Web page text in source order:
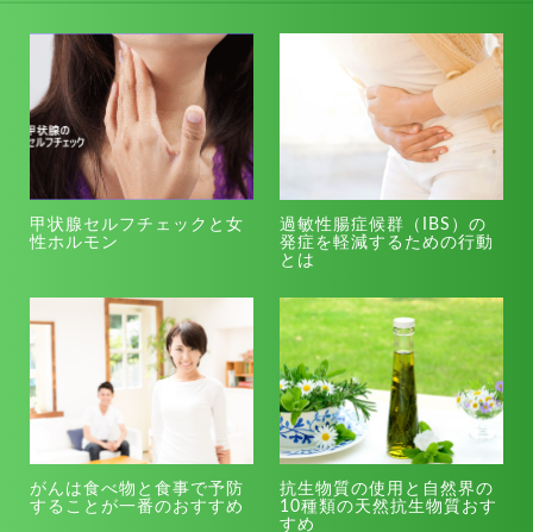
甲状腺セルフチェックと女
性ホルモン
過敏性腸症候群（IBS）の
発症を軽減するための行動
とは
がんは食べ物と食事で予防
することが一番のおすすめ
抗生物質の使用と自然界の
10種類の天然抗生物質おす
すめ